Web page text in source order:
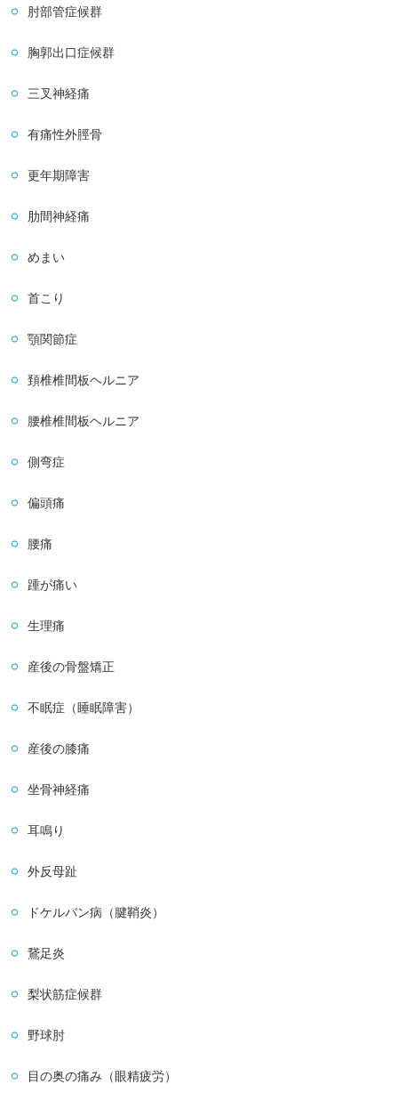
肘部管症候群
胸郭出口症候群
三叉神経痛
有痛性外脛骨
更年期障害
肋間神経痛
めまい
首こり
顎関節症
頚椎椎間板ヘルニア
腰椎椎間板ヘルニア
側弯症
偏頭痛
腰痛
踵が痛い
生理痛
産後の骨盤矯正
不眠症（睡眠障害）
産後の膝痛
坐骨神経痛
耳鳴り
外反母趾
ドケルバン病（腱鞘炎）
鵞足炎
梨状筋症候群
野球肘
目の奥の痛み（眼精疲労）